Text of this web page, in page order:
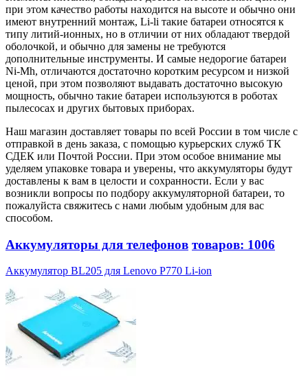
при этом качество работы находится на высоте и обычно они
имеют внутренний монтаж, Li-li такие батареи относятся к
типу литий-ионных, но в отличии от них обладают твердой
оболочкой, и обычно для замены не требуются
дополнительные инструменты. И самые недорогие батареи
Ni-Mh, отличаются достаточно коротким ресурсом и низкой
ценой, при этом позволяют выдавать достаточно высокую
мощность, обычно такие батареи используются в роботах
пылесосах и других бытовых приборах.
Наш магазин доставляет товары по всей России в том числе с
отправкой в день заказа, с помощью курьерских служб ТК
СДЕК или Почтой России. При этом особое внимание мы
уделяем упаковке товара и уверены, что аккумуляторы будут
доставлены к вам в целости и сохранности. Если у вас
возникли вопросы по подбору аккумуляторной батареи, то
пожалуйста свяжитесь с нами любым удобным для вас
способом.
Аккумуляторы для телефонов товаров: 1006
Аккумулятор BL205 для Lenovo P770 Li-ion